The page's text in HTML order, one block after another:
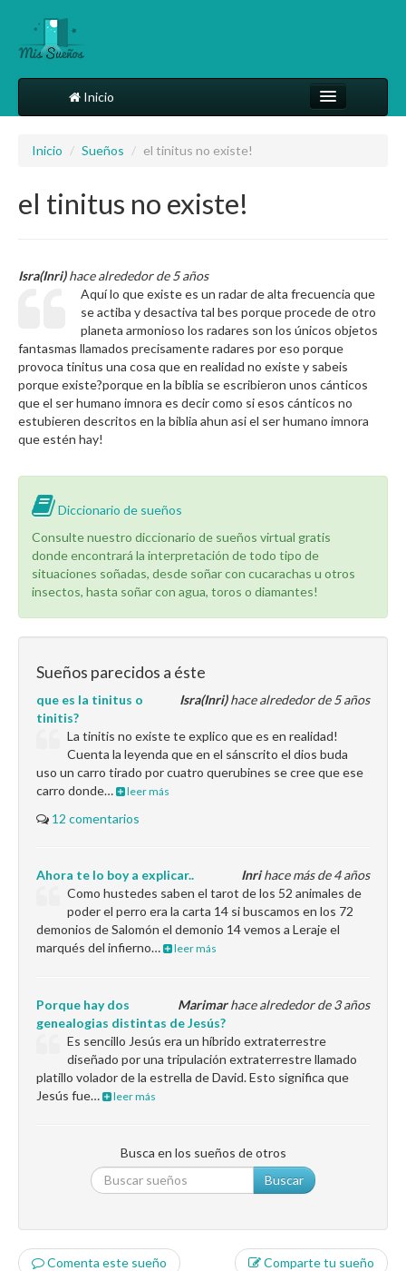
Inicio
Más
Inicio / Sueños / el tinitus no existe!
el tinitus no existe!
Isra(Inri)hace alrededor de 5 años
Aquí lo que existe es un radar de alta frecuencia que
se actiba y desactiva tal bes porque procede de otro
planeta armonioso los radares son los únicos objetos
fantasmas llamados precisamente radares por eso porque
provoca tinitus una cosa que en realidad no existe y sabeis
porque existe?porque en la biblia se escribieron unos cánticos
que el ser humano imnora es decir como si esos cánticos no
estubieren descritos en la biblia ahun asi el ser humano imnora
que estén hay!
Diccionario de sueños
Consulte nuestro diccionario de sueños virtual gratis
donde encontrará la interpretación de todo tipo de
situaciones soñadas, desde soñar con cucarachas u otros
insectos, hasta soñar con agua, toros o diamantes!
Sueños parecidos a éste
Isra(Inri)hace alrededor de 5 años
que es la tinitus o
tinitis?
La tinitis no existe te explico que es en realidad!
Cuenta la leyenda que en el sánscrito el dios buda
uso un carro tirado por cuatro querubines se cree que ese
carro donde…
leer más
12 comentarios
Inrihace más de 4 años
Ahora te lo boy a explicar..
Como hustedes saben el tarot de los 52 animales de
poder el perro era la carta 14 si buscamos en los 72
demonios de Salomón el demonio 14 vemos a Leraje el
marqués del infierno…
leer más
Marimarhace alrededor de 3 años
Porque hay dos
genealogias distintas de Jesús?
Es sencillo Jesús era un híbrido extraterrestre
diseñado por una tripulación extraterrestre llamado
platillo volador de la estrella de David. Esto significa que
Jesús fue…
leer más
Busca en los sueños de otros
Buscar
Comenta este sueño Comparte tu sueño